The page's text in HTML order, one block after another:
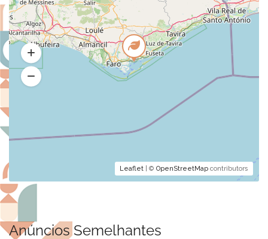
Leaflet | © OpenStreetMap contributors
Anúncios Semelhantes